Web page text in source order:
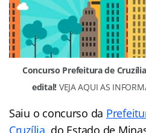
Concurso Prefeitura de
edital! VEJA AQUI AS
Saiu o concurso da
Cruzília, do Estado de